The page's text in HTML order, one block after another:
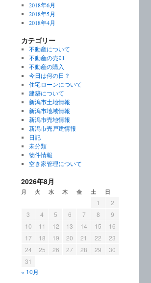
2018年6月
2018年5月
2018年4月
カテゴリー
不動産について
不動産の売却
不動産の購入
今日は何の日？
住宅ローンについて
建築について
新潟市土地情報
新潟市地域情報
新潟市売地情報
新潟市売戸建情報
日記
未分類
物件情報
空き家管理について
2026年8月
月 火 水 木 金 土 日
« 10月
1
2
3
4 5 6 7 8
9
10
11 12 13 14 15
16
17
18 19 20 21 22
23
24
25 26 27 28 29
30
31